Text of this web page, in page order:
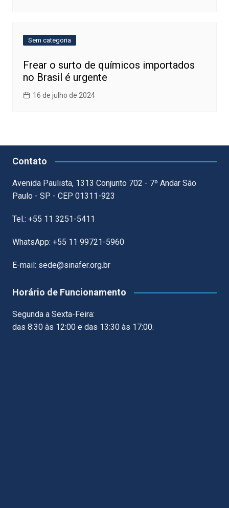
Sem categoria
Frear o surto de químicos importados
no Brasil é urgente
16 de julho de 2024
Contato
Avenida Paulista, 1313 Conjunto 702 - 7º Andar São
Paulo - SP - CEP 01311-923
Tel.: +55 11 3251-5411
WhatsApp: +55 11 99721-5960
E-mail: sede@sinafer.org.br
Horário de Funcionamento
Segunda a Sexta-Feira:
das 8:30 às 12:00 e das 13:30 às 17:00.